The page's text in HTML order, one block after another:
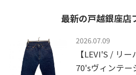
最新の戸越銀座店
2026.07.09
【LEVI'S / リ
70'sヴィンテー